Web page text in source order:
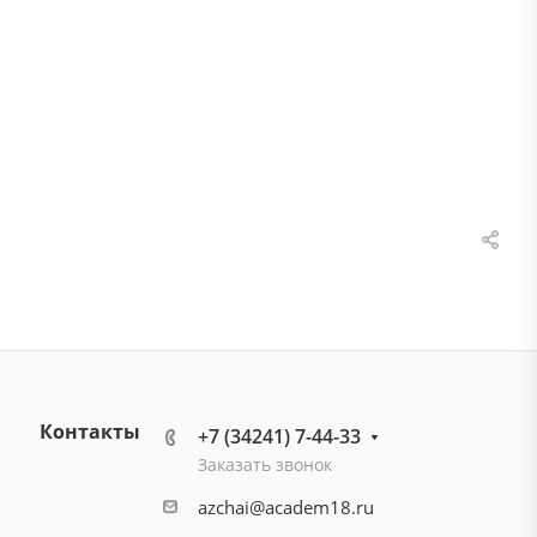
Контакты +7 (34241) 7-44-33
Заказать звонок
azchai@academ18.ru